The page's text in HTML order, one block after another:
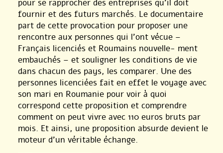
pour se rapprocher des entreprises qu’il doit
fournir et des futurs marchés. Le documentaire
part de cette provocation pour proposer une
rencontre aux personnes qui l’ont vécue –
Français licenciés et Roumains nouvelle- ment
embauchés – et souligner les conditions de vie
dans chacun des pays, les comparer. Une des
personnes licenciées fait en effet le voyage avec
son mari en Roumanie pour voir à quoi
correspond cette proposition et comprendre
comment on peut vivre avec 110 euros bruts par
mois. Et ainsi, une proposition absurde devient le
moteur d’un véritable échange.